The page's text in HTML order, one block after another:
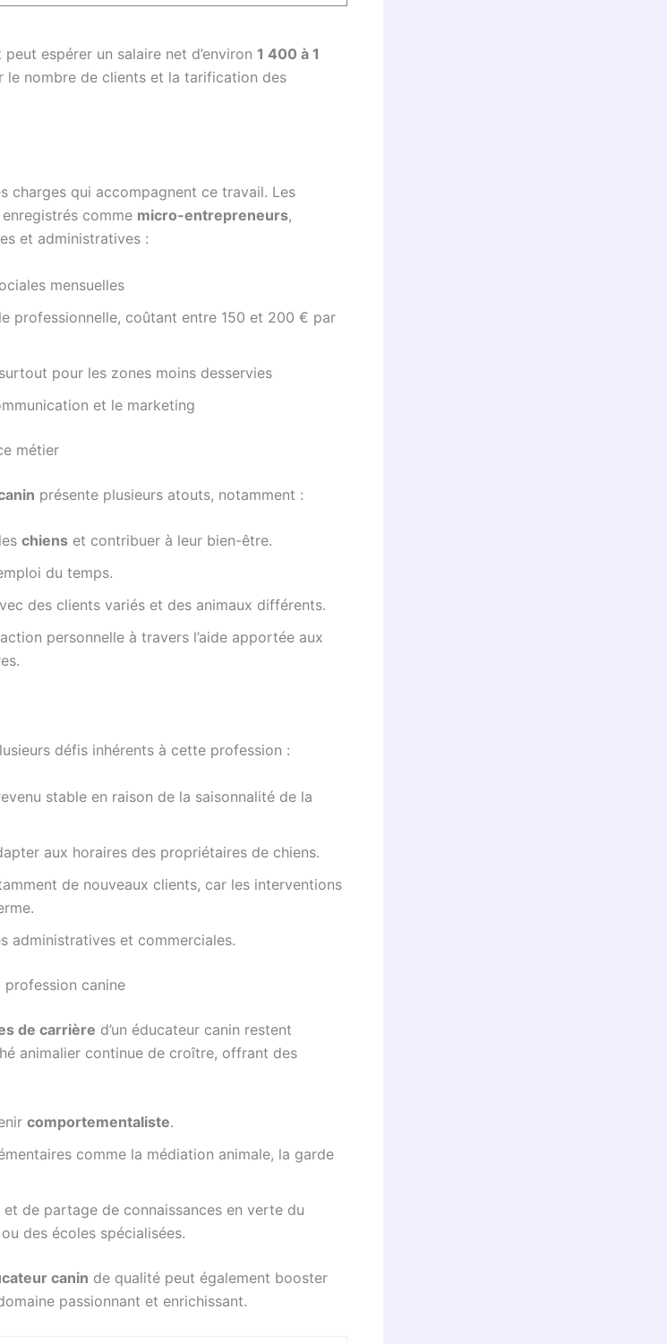
espérer un salaire net d’environ 1 400 à 1
le nombre de clients et la tarification des
charges qui accompagnent ce travail. Les
comme micro-entrepreneurs,
et administratives :
mensuelles
professionnelle, coûtant entre 150 et 200 € par
pour les zones moins desservies
et le marketing
métier
présente plusieurs atouts, notamment :
chiens et contribuer à leur bien-être.
du temps.
des clients variés et des animaux différents.
personnelle à travers l’aide apportée aux
défis inhérents à cette profession :
stable en raison de la saisonnalité de la
aux horaires des propriétaires de chiens.
de nouveaux clients, car les interventions
administratives et commerciales.
profession canine
de carrière d’un éducateur canin restent
animalier continue de croître, offrant des
comportementaliste.
comme la médiation animale, la garde
et de partage de connaissances en verte du
des écoles spécialisées.
canin de qualité peut également booster
passionnant et enrichissant.